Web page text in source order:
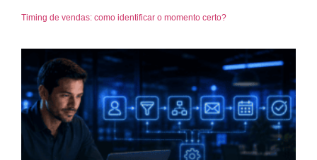
Timing de vendas: como identificar o momento certo?